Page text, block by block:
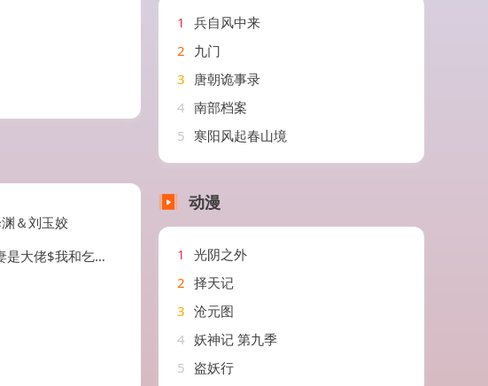
＆刘玉姣
不装了（83集）葛晓曦
1
兵自风中来
2 九门
3 唐朝诡事录
4 南部档案
5 寒阳风起春山境
动漫
1
光阴之外
2 择天记
3 沧元图
4 妖神记 第九季
5 盗妖行